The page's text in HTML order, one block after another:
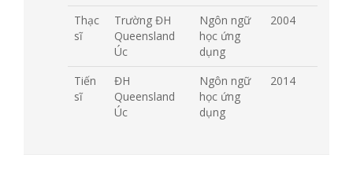
Thạc
sĩ
Trường ĐH
Queensland
Úc
Ngôn ngữ
học ứng
dụng
2004
Tiến
sĩ
ĐH
Queensland
Úc
Ngôn ngữ
học ứng
dụng
2014